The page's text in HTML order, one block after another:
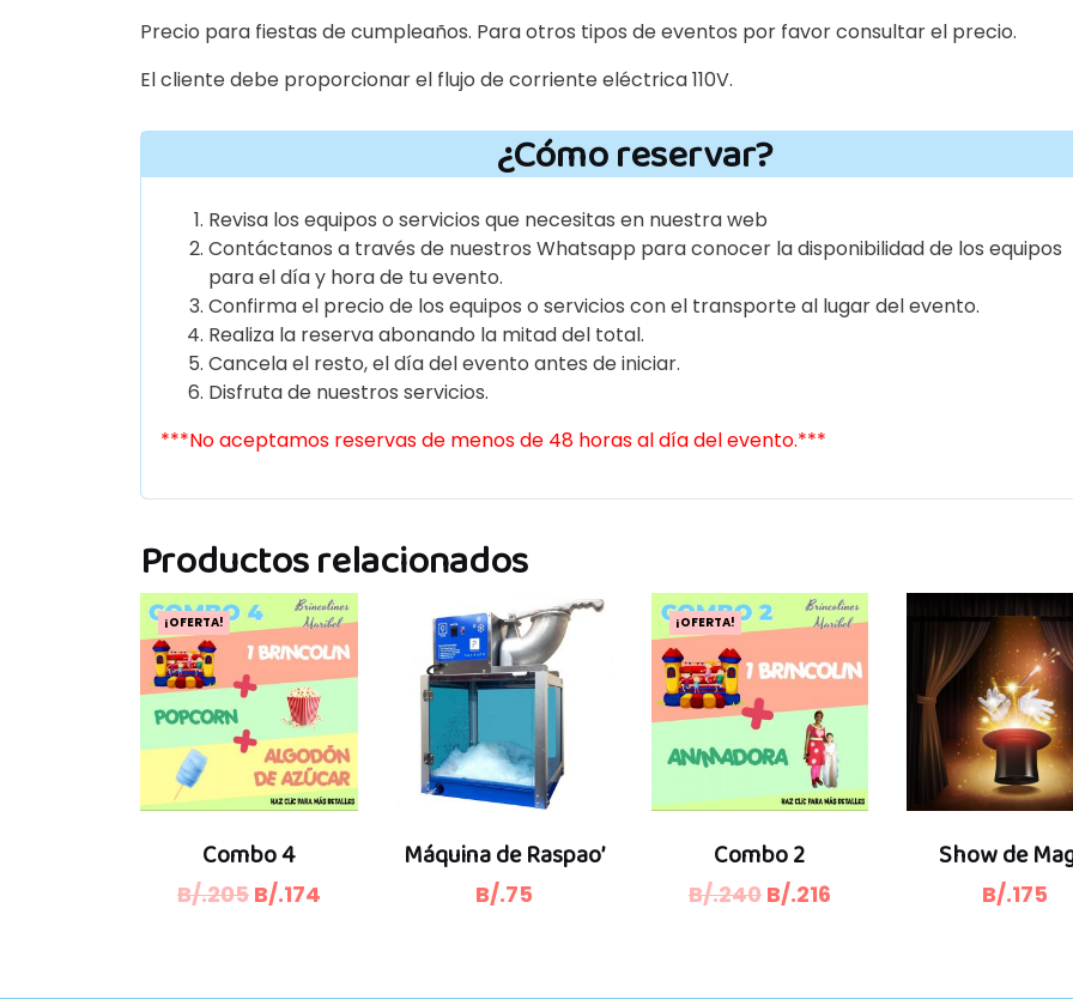
Precio para fiestas de cumpleaños. Para otros tipos de eventos por favor consultar el precio.
El cliente debe proporcionar el flujo de corriente eléctrica 110V.
¿Cómo reservar?
Revisa los equipos o servicios que necesitas en nuestra web
Contáctanos a través de nuestros Whatsapp para conocer la disponibilidad de los equipos
para el día y hora de tu evento.
Confirma el precio de los equipos o servicios con el transporte al lugar del evento.
Realiza la reserva abonando la mitad del total.
Cancela el resto, el día del evento antes de iniciar.
Disfruta de nuestros servicios.
***No aceptamos reservas de menos de 48 horas al día del evento.***
Productos relacionados
¡OFERTA!
Combo 4
B/.205 El
B/.174El
Máquina de Raspao’
B/.75
¡OFERTA!
Combo 2
B/.240 El
B/.216El
Show de
B/.175